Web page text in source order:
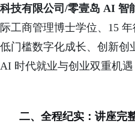
科技有限公司/零壹岛 AI 智
际工商管理博士学位、15
低门槛数字化成长、创新创
AI 时代就业与创业双重机
二、全程纪实：讲座完